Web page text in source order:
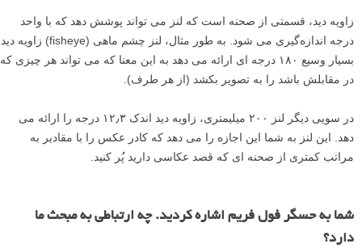
زاویه دید، قسمتی از صحنه است که لنز می تواند پوشش دهد که با واحد
درجه اندازه‌گیری می شود. به طور مثال، لنز چشم ماهی (fisheye) زاویه دید
بسیار وسیع ۱۸۰ درجه ای ارائه می دهد به این معنا که می تواند هر چیزی که
در مقابلش باشد را به تصویر بکشد (از هر طرف).
در سویی دیگر لنز ۲۰۰ میلیمتری، زاویه دید اندک ۱۲٫۳ درجه را ارائه می
دهد. این لنز به شما این اجازه را می دهد که کادر عکس را با مقادیر به
مراتب کمتری از صحنه ای که قصد عکاسی دارید پُر کنید.
شما به حسگر فول فریم اشاره کردید. چه ارتباطی به مبحث ما
دارد؟